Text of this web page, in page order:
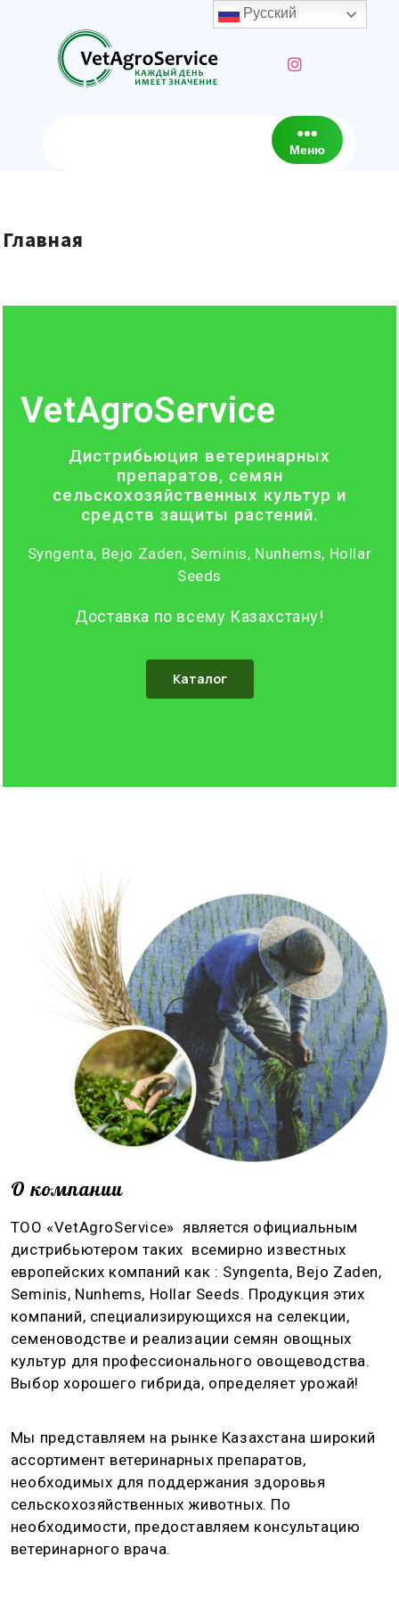
Меню
Главная
VetAgroService
Дистрибьюция ветеринарных
препаратов, семян
сельскохозяйственных культур и
средств защиты растений.
Syngenta, Bejo Zaden, Seminis, Nunhems, Hollar
Seeds
Доставка по всему Казахстану!
Каталог
О компании
ТОО «VetAgroService» является официальным
дистрибьютером таких всемирно известных
европейских компаний как : Syngenta, Bejo Zaden,
Seminis, Nunhems, Hollar Seeds. Продукция этих
компаний, специализирующихся на селекции,
семеноводстве и реализации семян овощных
культур для профессионального овощеводства.
Выбор хорошего гибрида, определяет урожай!
Мы представляем на рынке Казахстана широкий
ассортимент ветеринарных препаратов,
необходимых для поддержания здоровья
сельскохозяйственных животных. По
необходимости, предоставляем консультацию
ветеринарного врача.
Русский